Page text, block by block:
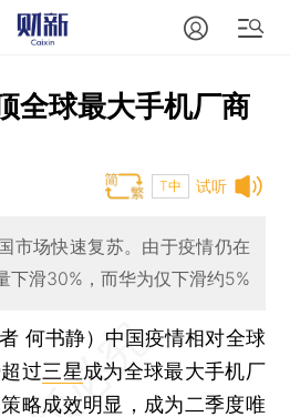
全球最大手机厂商
试听
T中
市场快速复苏。由于疫情仍在
下滑30%，而华为仅下滑约5%
何书静） 中国疫情相对全球
过三星成为全球最大手机厂
略成效明显，成为二季度唯